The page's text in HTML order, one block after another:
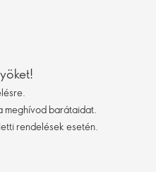
meghívod barátaidat.
rendelések esetén.